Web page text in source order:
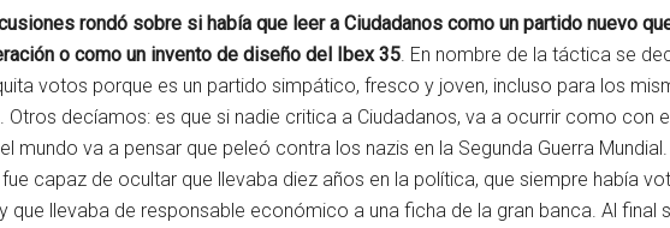
rondó sobre si había que leer a Ciudadanos como un partido nuevo
o como un invento de diseño del Ibex 35. En nombre de la táctica se
votos porque es un partido simpático, fresco y joven, incluso para los
decíamos: es que si nadie critica a Ciudadanos, va a ocurrir como con
mundo va a pensar que peleó contra los nazis en la Segunda Guerra Mundial.
capaz de ocultar que llevaba diez años en la política, que siempre había
que llevaba de responsable económico a una ficha de la gran banca. Al final